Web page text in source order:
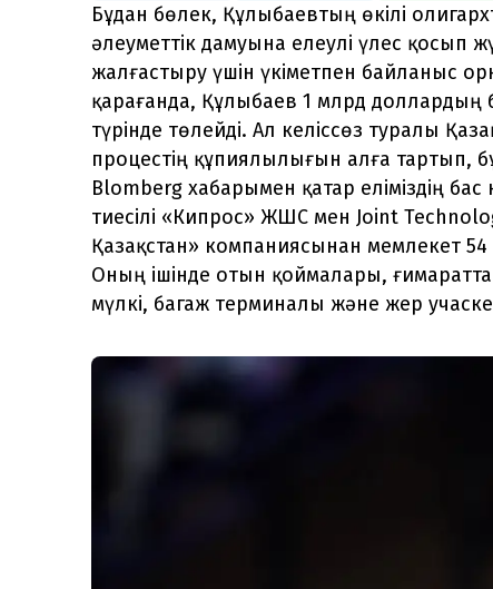
Бұдан бөлек, Құлыбаевтың өкілі
әлеуметтік дамуына елеулі үлес қосып
жалғастыру үшін үкіметпен байланыс
қарағанда, Құлыбаев 1 млрд доллардың
түрінде төлейді. Ал келіссөз туралы
процестің құпиялылығын алға тартып,
Blomberg хабарымен қатар еліміздің
тиесілі «Кипрос» ЖШС мен Joint
Қазақстан» компаниясынан мемлекет
Оның ішінде отын қоймалары,
мүлкі, багаж терминалы және жер